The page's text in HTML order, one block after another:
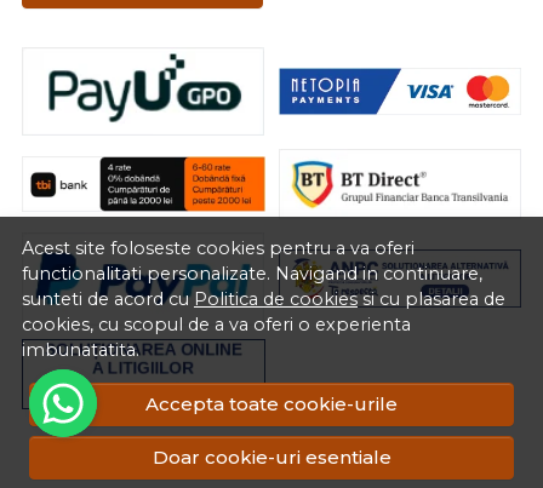
Acest site foloseste cookies pentru a va oferi
functionalitati personalizate. Navigand in continuare,
sunteti de acord cu Politica de cookiessi cu plasarea de
cookies, cu scopul de a va oferi o experienta
imbunatatita.
Accepta toate cookie-urile
Doar cookie-uri esentiale